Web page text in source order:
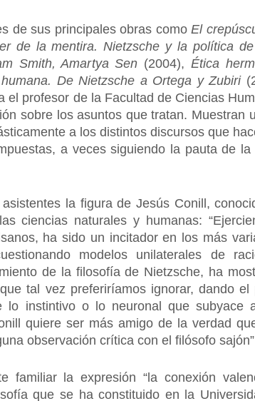
de sus principales obras comoEl
de la mentira. Nietzsche y la política
Smith, Amartya Sen (2004), Ética
De Nietzsche a Ortega y Zubiri
el profesor de la Facultad de Ciencias
sobre los asuntos que tratan. Muestran
a los distintos discursos que
a veces siguiendo la pauta de la
la figura de Jesús Conill,
ciencias naturales y humanas:
ha sido un incitador en los más
modelos unilaterales de
de la filosofía de Nietzsche, ha
tal vez preferiríamos ignorar, dando
instintivo o lo neuronal que subyace
quiere ser más amigo de la verdad
observación crítica con el filósofo
familiar la expresión “la conexión
que se ha constituido en la